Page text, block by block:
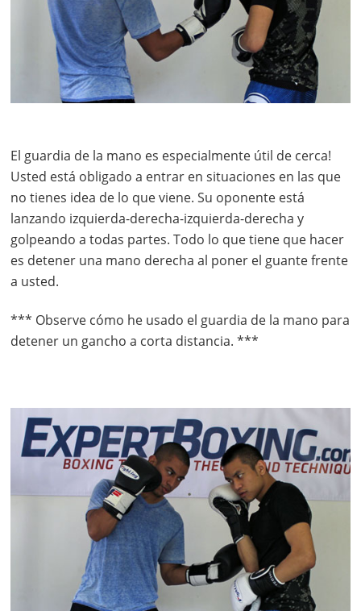
El guardia de la mano es especialmente útil de cerca!
Usted está obligado a entrar en situaciones en las que
no tienes idea de lo que viene. Su oponente está
lanzando izquierda-derecha-izquierda-derecha y
golpeando a todas partes. Todo lo que tiene que hacer
es detener una mano derecha al poner el guante frente
a usted.
*** Observe cómo he usado el guardia de la mano para
detener un gancho a corta distancia. ***